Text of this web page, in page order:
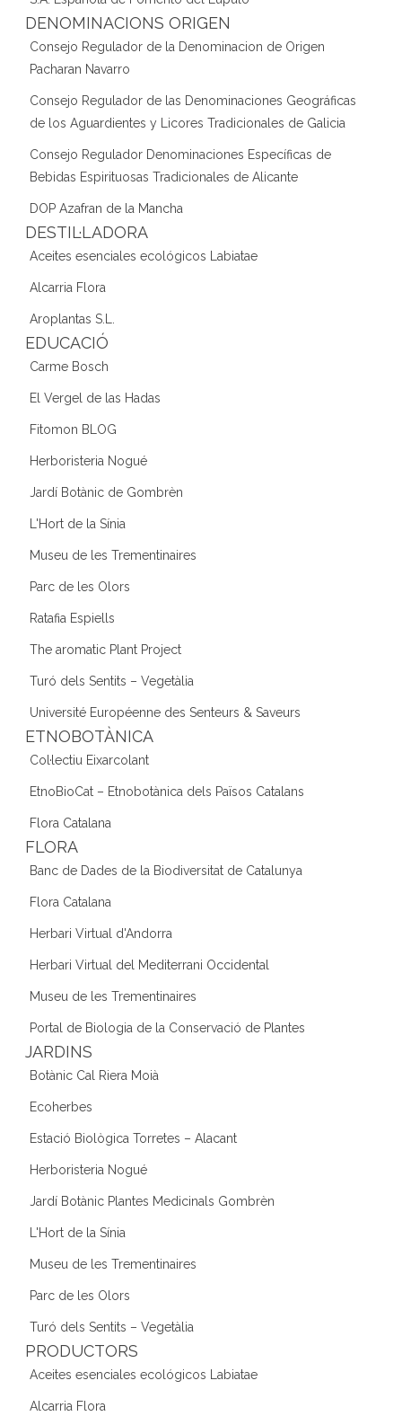
DENOMINACIONS ORIGEN
Consejo Regulador de la Denominacion de Origen
Pacharan Navarro
Consejo Regulador de las Denominaciones Geográficas
de los Aguardientes y Licores Tradicionales de Galicia
Consejo Regulador Denominaciones Específicas de
Bebidas Espirituosas Tradicionales de Alicante
DOP Azafran de la Mancha
DESTIL·LADORA
Aceites esenciales ecológicos Labiatae
Alcarria Flora
Aroplantas S.L.
EDUCACIÓ
Carme Bosch
El Vergel de las Hadas
Fitomon BLOG
Herboristeria Nogué
Jardí Botànic de Gombrèn
L'Hort de la Sínia
Museu de les Trementinaires
Parc de les Olors
Ratafia Espiells
The aromatic Plant Project
Turó dels Sentits – Vegetàlia
Université Européenne des Senteurs & Saveurs
ETNOBOTÀNICA
Col·lectiu Eixarcolant
EtnoBioCat – Etnobotànica dels Països Catalans
Flora Catalana
FLORA
Banc de Dades de la Biodiversitat de Catalunya
Flora Catalana
Herbari Virtual d'Andorra
Herbari Virtual del Mediterrani Occidental
Museu de les Trementinaires
Portal de Biologia de la Conservació de Plantes
JARDINS
Botànic Cal Riera Moià
Ecoherbes
Estació Biològica Torretes – Alacant
Herboristeria Nogué
Jardí Botànic Plantes Medicinals Gombrèn
L'Hort de la Sínia
Museu de les Trementinaires
Parc de les Olors
Turó dels Sentits – Vegetàlia
PRODUCTORS
Aceites esenciales ecológicos Labiatae
Alcarria Flora